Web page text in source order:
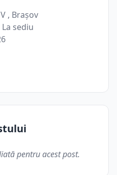
, Brașov
La sediu
pentru acest post.